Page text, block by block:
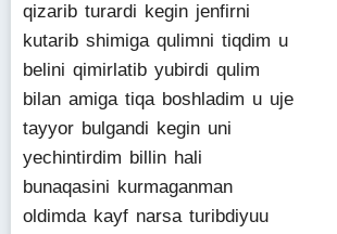
qizarib turardi kegin jenfirni
kutarib shimiga qulimni tiqdim u
belini qimirlatib yubirdi qulim
bilan amiga tiqa boshladim u uje
tayyor bulgandi kegin uni
yechintirdim billin hali
bunaqasini kurmaganman
oldimda kayf narsa turibdiyuu